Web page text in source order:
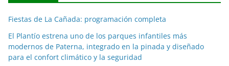
i
a
s
p
Fiestas de La Cañada: programación completa
El Plantío estrena uno de los parques infantiles más
modernos de Paterna, integrado en la pinada y diseñado
para el confort climático y la seguridad